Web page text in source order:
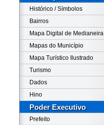
Histórico / Símbolos
Bairros
Mapa Digital de Medianeira
Mapas do Município
Mapa Turístico Ilustrado
Turismo
Dados
Hino
Poder Executivo
Prefeito